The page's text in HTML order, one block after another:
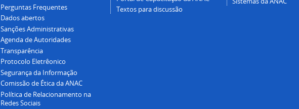
Perguntas Frequentes
Dados abertos
Sanções Administrativas
Agenda de Autoridades
Transparência
Protocolo Eletrêonico
Segurança da Informação
Comissão de Ética da ANAC
Política de Relacionamento na
Redes Sociais
Textos para discussão